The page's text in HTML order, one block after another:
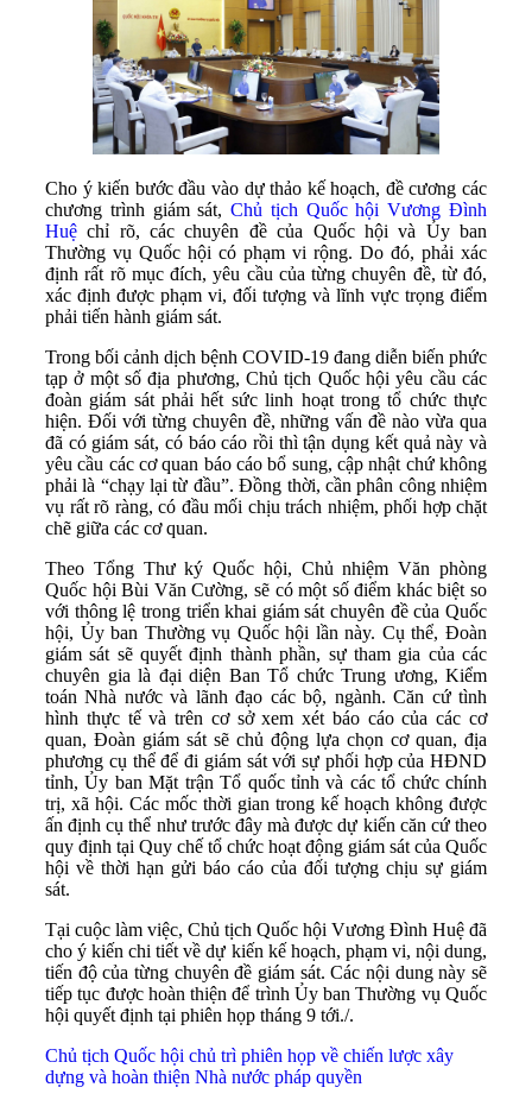
Cho ý kiến bước đầu vào dự thảo kế hoạch, đề cương các
chương trình giám sát,Chủ tịch Quốc hội Vương Đình
Huệ chỉ rõ, các chuyên đề của Quốc hội và Ủy ban
Thường vụ Quốc hội có phạm vi rộng. Do đó, phải xác
định rất rõ mục đích, yêu cầu của từng chuyên đề, từ đó,
xác định được phạm vi, đối tượng và lĩnh vực trọng điểm
phải tiến hành giám sát.
Trong bối cảnh dịch bệnh COVID-19 đang diễn biến phức
tạp ở một số địa phương, Chủ tịch Quốc hội yêu cầu các
đoàn giám sát phải hết sức linh hoạt trong tổ chức thực
hiện. Đối với từng chuyên đề, những vấn đề nào vừa qua
đã có giám sát, có báo cáo rồi thì tận dụng kết quả này và
yêu cầu các cơ quan báo cáo bổ sung, cập nhật chứ không
phải là “chạy lại từ đầu”. Đồng thời, cần phân công nhiệm
vụ rất rõ ràng, có đầu mối chịu trách nhiệm, phối hợp chặt
chẽ giữa các cơ quan.
Theo Tổng Thư ký Quốc hội, Chủ nhiệm Văn phòng
Quốc hội Bùi Văn Cường, sẽ có một số điểm khác biệt so
với thông lệ trong triển khai giám sát chuyên đề của Quốc
hội, Ủy ban Thường vụ Quốc hội lần này. Cụ thể, Đoàn
giám sát sẽ quyết định thành phần, sự tham gia của các
chuyên gia là đại diện Ban Tổ chức Trung ương, Kiểm
toán Nhà nước và lãnh đạo các bộ, ngành. Căn cứ tình
hình thực tế và trên cơ sở xem xét báo cáo của các cơ
quan, Đoàn giám sát sẽ chủ động lựa chọn cơ quan, địa
phương cụ thể để đi giám sát với sự phối hợp của HĐND
tỉnh, Ủy ban Mặt trận Tổ quốc tỉnh và các tổ chức chính
trị, xã hội. Các mốc thời gian trong kế hoạch không được
ấn định cụ thể như trước đây mà được dự kiến căn cứ theo
quy định tại Quy chế tổ chức hoạt động giám sát của Quốc
hội về thời hạn gửi báo cáo của đối tượng chịu sự giám
sát.
Tại cuộc làm việc, Chủ tịch Quốc hội Vương Đình Huệ đã
cho ý kiến chi tiết về dự kiến kế hoạch, phạm vi, nội dung,
tiến độ của từng chuyên đề giám sát. Các nội dung này sẽ
tiếp tục được hoàn thiện để trình Ủy ban Thường vụ Quốc
hội quyết định tại phiên họp tháng 9 tới./.
Chủ tịch Quốc hội chủ trì phiên họp về chiến lược xây
dựng và hoàn thiện Nhà nước pháp quyền